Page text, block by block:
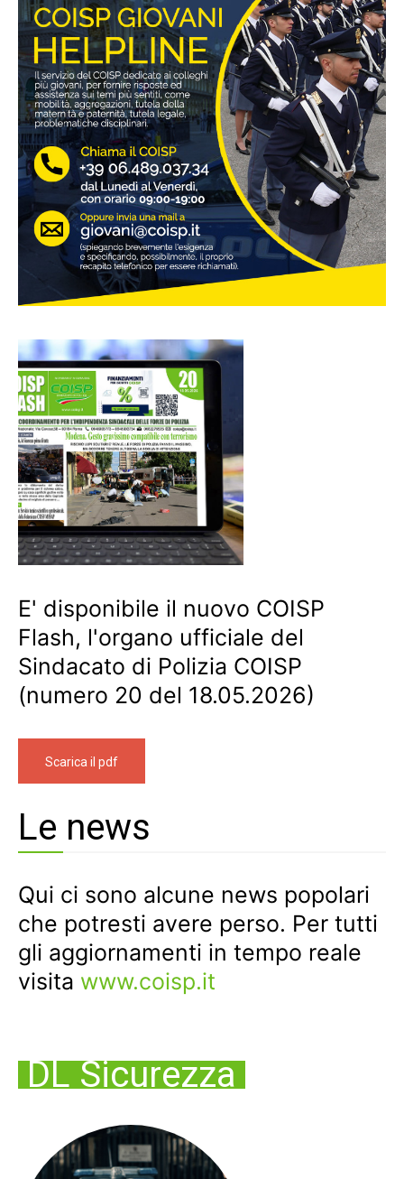
E' disponibile il nuovo COISP
Flash, l'organo ufficiale del
Sindacato di Polizia COISP
(numero 20 del 18.05.2026)
Scarica il pdf
Le news
Qui ci sono alcune news popolari
che potresti avere perso. Per tutti
gli aggiornamenti in tempo reale
visita www.coisp.it
DL Sicurezza